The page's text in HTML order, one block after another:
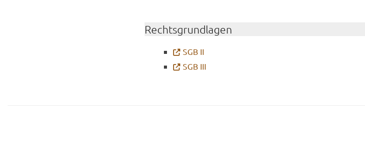
Rechts­grund­la­gen
SGB II
SGB III